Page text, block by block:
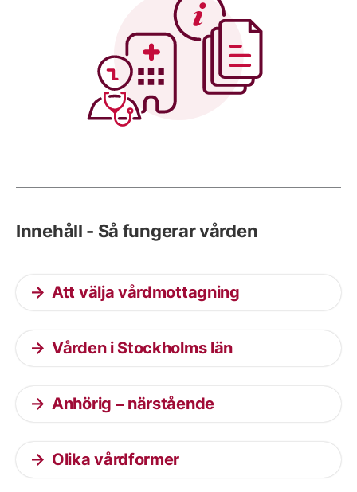
Innehåll - Så fungerar vården
Att välja vårdmottagning
Vården i Stockholms län
Anhörig – närstående
Olika vårdformer